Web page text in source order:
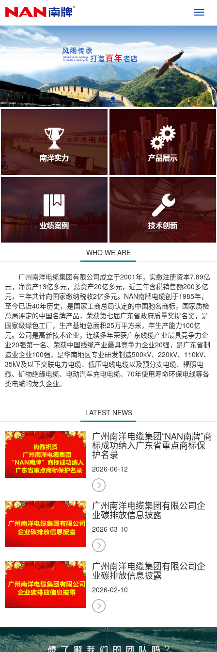
WHO WE ARE
广州南洋电缆集团有限公司成立于2001年，实缴注册资本7.89亿
元，净资产13亿多元，总资产20亿多元，近三年含税销售额200多亿
元，三年共计向国家缴纳税收2亿多元。NAN南牌电缆创于1985年，
至今已近40年历史，是国家工商总局认定的中国驰名商标，国家质检
总局评定的中国名牌产品，荣获第七届广东省政府质量奖提名奖，是
国家级绿色工厂，生产基地总面积25万平方米，年生产能力100亿
元。公司是高新技术企业，连续多年荣获广东线缆产业最具竞争力企
业20强第一名、荣获中国线缆产业最具竞争力企业20强，是广东省制
造业企业100强，是华南地区专业研发制造500kV、220kV、110kV、
35kV及以下交联电力电缆、低压电线电缆以及预分支电缆、辐照电
缆、矿物绝缘电缆、电动汽车充电电缆、70年使用寿命环保电线等各
类电缆的龙头企业。
LATEST NEWS
广州南洋电缆集团“NAN南牌”商
标成功纳入广东省重点商标保
护名录
2026-06-12
广州南洋电缆集团有限公司企
业碳排放信息披露
2026-03-10
广州南洋电缆集团有限公司企
业碳排放信息披露
2026-02-10